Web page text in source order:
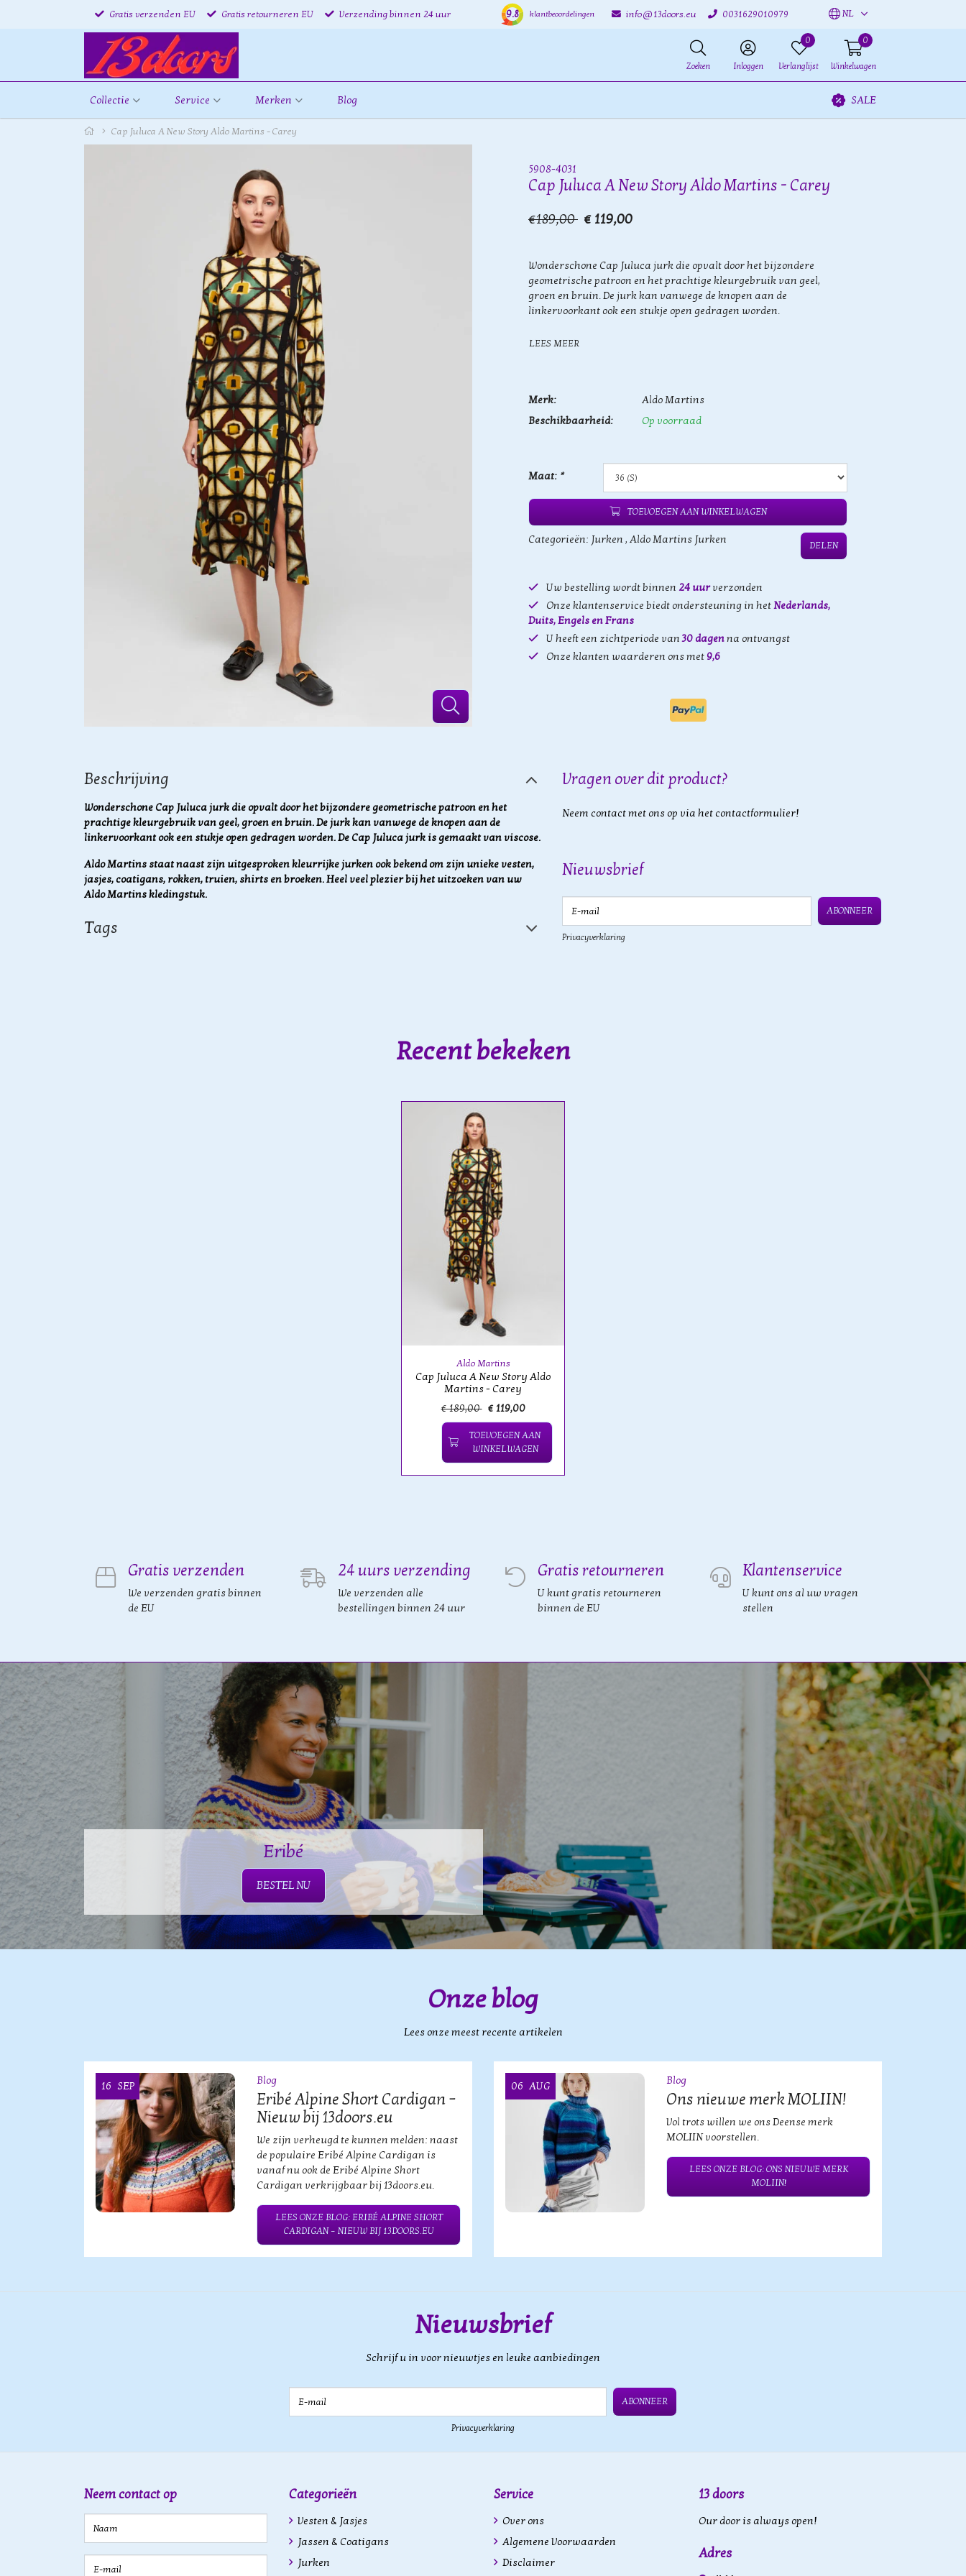
Gratis verzenden EU Gratis retourneren EU Verzending binnen 24 uur 9.8 klantbeoordelingen info@13doors.eu 0031629010979 NL
Zoeken Inloggen
0
Verlanglijst
0
Winkelwagen
Collectie Service Merken Blog SALE
Cap Juluca A New Story Aldo Martins - Carey
5908-4031
Cap Juluca A New Story Aldo Martins - Carey
€189,00 € 119,00
Wonderschone Cap Juluca jurk die opvalt door het bijzondere
geometrische patroon en het prachtige kleurgebruik van geel,
groen en bruin. De jurk kan vanwege de knopen aan de
linkervoorkant ook een stukje open gedragen worden.
LEES MEER
Merk:
Aldo Martins
Beschikbaarheid:
Op voorraad
Maat: *
TOEVOEGEN AAN WINKELWAGEN
Categorieën: Jurken , Aldo Martins Jurken DELEN
Uw bestelling wordt binnen 24 uurverzonden
Onze klantenservice biedt ondersteuning in hetNederlands,
Duits, Engels en Frans
U heeft een zichtperiode van30 dagenna ontvangst
Onze klanten waarderen ons met 9,6
Beschrijving
Wonderschone Cap Juluca jurk die opvalt door het bijzondere geometrische patroon en het
prachtige kleurgebruik van geel, groen en bruin. De jurk kan vanwege de knopen aan de
linkervoorkant ook een stukje open gedragen worden. De Cap Juluca jurk is gemaakt van viscose.
Aldo Martins staat naast zijn uitgesproken kleurrijke jurken ook bekend om zijn unieke vesten,
jasjes, coatigans, rokken, truien, shirts en broeken. Heel veel plezier bij het uitzoeken van uw
Aldo Martins kledingstuk.
Tags
Vragen over dit product?
Neem contact met ons op via het contactformulier!
Nieuwsbrief
E-mail
ABONNEER
Privacyverklaring
Recent bekeken
Aldo Martins
Cap Juluca A New Story Aldo
Martins - Carey
€ 189,00 € 119,00
TOEVOEGEN AAN
WINKELWAGEN
Gratis verzenden
We verzenden gratis binnen
de EU
24 uurs verzending
We verzenden alle
bestellingen binnen 24 uur
Gratis retourneren
U kunt gratis retourneren
binnen de EU
Klantenservice
U kunt ons al uw vragen
stellen
Eribé
BESTEL NU
Onze blog
Lees onze meest recente artikelen
16 SEP Blog
Eribé Alpine Short Cardigan –
Nieuw bij 13doors.eu
We zijn verheugd te kunnen melden: naast
de populaire Eribé Alpine Cardigan is
vanaf nu ook de Eribé Alpine Short
Cardigan verkrijgbaar bij 13doors.eu.
LEES ONZE BLOG: ERIBÉ ALPINE SHORT
CARDIGAN – NIEUW BIJ 13DOORS.EU
06 AUG Blog
Ons nieuwe merk MOLIIN!
Vol trots willen we ons Deense merk
MOLIIN voorstellen.
LEES ONZE BLOG: ONS NIEUWE MERK
MOLIIN!
Nieuwsbrief
Schrijf u in voor nieuwtjes en leuke aanbiedingen
E-mail
ABONNEER
Privacyverklaring
Neem contact op Categorieën
Vesten & Jasjes
Jassen & Coatigans
Jurken
Service
Over ons
Algemene Voorwaarden
Disclaimer
13 doors
Our door is always open!
Adres